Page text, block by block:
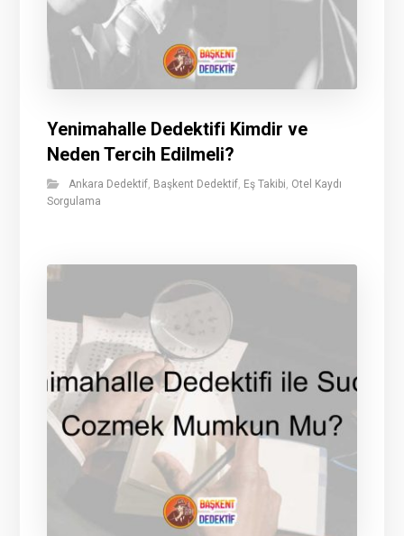
Yenimahalle Dedektifi Kimdir ve
Neden Tercih Edilmeli?
Ankara Dedektif Başkent Dedektif Eş Takibi Otel Kaydı
Sorgulama